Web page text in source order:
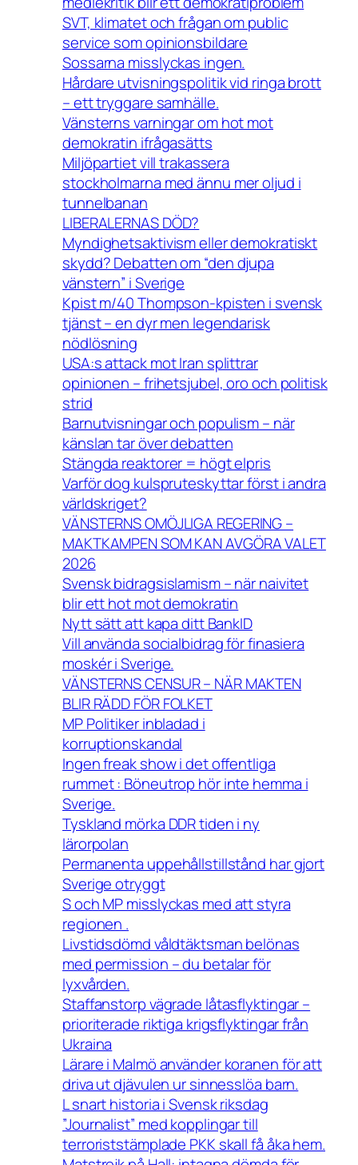
SVT, klimatet och frågan om public
service som opinionsbildare
Sossarna misslyckas ingen.
Hårdare utvisningspolitik vid ringa brott
– ett tryggare samhälle.
Vänsterns varningar om hot mot
demokratin ifrågasätts
Miljöpartiet vill trakassera
stockholmarna med ännu mer oljud i
tunnelbanan
LIBERALERNAS DÖD?
Myndighetsaktivism eller demokratiskt
skydd? Debatten om “den djupa
vänstern” i Sverige
Kpist m/40 Thompson-kpisten i svensk
tjänst – en dyr men legendarisk
nödlösning
USA:s attack mot Iran splittrar
opinionen – frihetsjubel, oro och politisk
strid
Barnutvisningar och populism – när
känslan tar över debatten
Stängda reaktorer = högt elpris
Varför dog kulspruteskyttar först i andra
världskriget?
VÄNSTERNS OMÖJLIGA REGERING –
MAKTKAMPEN SOM KAN AVGÖRA VALET
2026
Svensk bidragsislamism – när naivitet
blir ett hot mot demokratin
Nytt sätt att kapa ditt BankID
Vill använda socialbidrag för finasiera
moskér i Sverige.
VÄNSTERNS CENSUR – NÄR MAKTEN
BLIR RÄDD FÖR FOLKET
MP Politiker inbladad i
korruptionskandal
Ingen freak show i det offentliga
rummet : Böneutrop hör inte hemma i
Sverige.
Tyskland mörka DDR tiden i ny
lärorpolan
Permanenta uppehållstillstånd har gjort
Sverige otryggt
S och MP misslyckas med att styra
regionen .
Livstidsdömd våldtäktsman belönas
med permission – du betalar för
lyxvården.
Staffanstorp vägrade låtasflyktingar –
prioriterade riktiga krigsflyktingar från
Ukraina
Lärare i Malmö använder koranen för att
driva ut djävulen ur sinnesslöa barn.
L snart historia i Svensk riksdag
”Journalist” med kopplingar till
terroriststämplade PKK skall få åka hem.